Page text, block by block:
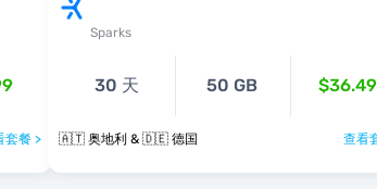
套餐 >
Sparks
30 天 50 GB $36.49
🇦🇹 奥地利 & 🇩🇪 德国 查看